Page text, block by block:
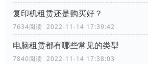
复印机租赁还是购买好？
7634阅读 2022-11-14 17:39:42
电脑租赁都有哪些常见的类型
7840阅读 2022-11-14 17:38:03